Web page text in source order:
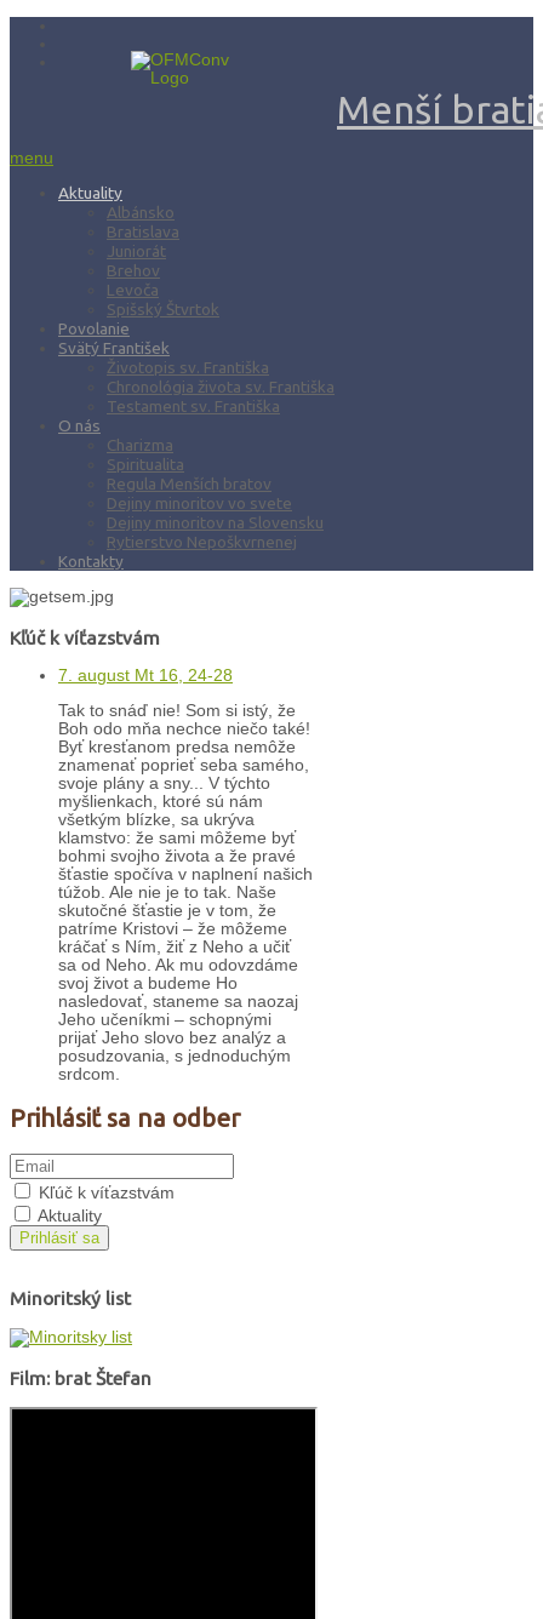
Menší
menu
Aktuality
Albánsko
Bratislava
Juniorát
Brehov
Levoča
Spišský Štvrtok
Povolanie
Svätý František
Životopis sv. Františka
Chronológia života sv. Františka
Testament sv. Františka
O nás
Charizma
Spiritualita
Regula Menších bratov
Dejiny minoritov vo svete
Dejiny minoritov na Slovensku
Rytierstvo Nepoškvrnenej
Kontakty
Kľúč k víťazstvám
7. august Mt 16, 24-28
Tak to snáď nie! Som si istý, že
Boh odo mňa nechce niečo také!
Byť kresťanom predsa nemôže
znamenať poprieť seba samého,
svoje plány a sny... V týchto
myšlienkach, ktoré sú nám
všetkým blízke, sa ukrýva
klamstvo: že sami môžeme byť
bohmi svojho života a že pravé
šťastie spočíva v naplnení našich
túžob. Ale nie je to tak. Naše
skutočné šťastie je v tom, že
patríme Kristovi – že môžeme
kráčať s Ním, žiť z Neho a učiť
sa od Neho. Ak mu odovzdáme
svoj život a budeme Ho
nasledovať, staneme sa naozaj
Jeho učeníkmi – schopnými
prijať Jeho slovo bez analýz a
posudzovania, s jednoduchým
srdcom.
Prihlásiť sa na odber
Kľúč k víťazstvám
Aktuality
Prihlásiť sa
Minoritský list
Film: brat Štefan